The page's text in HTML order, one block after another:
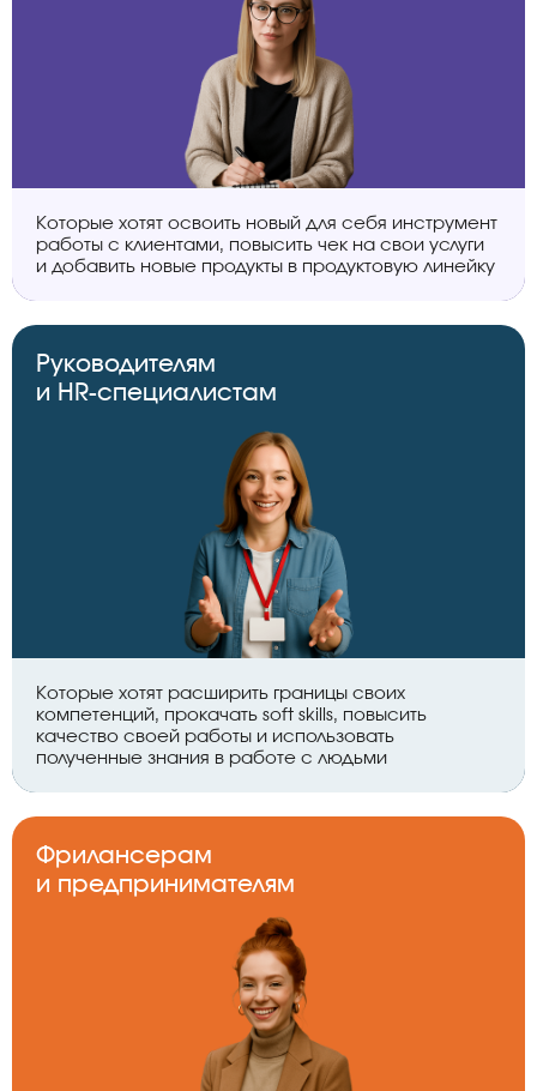
Которые хотят освоить новый для себя инструмент
работы с клиентами, повысить чек на свои услуги
и добавить новые продукты в продуктовую линейку
Руководителям
и HR-специалистам
Которые хотят расширить границы своих
компетенций, прокачать soft skills, повысить
качество своей работы и использовать
полученные знания в работе с людьми
Фрилансерам
и предпринимателям